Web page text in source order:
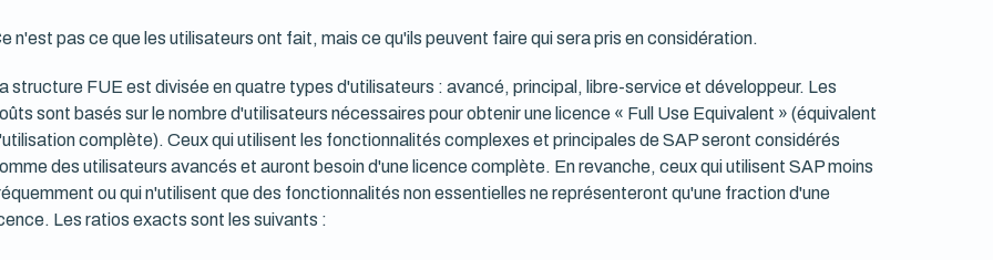
n'est pas ce que les utilisateurs ont fait, mais ce qu'ils peuvent faire qui sera pris en considération.
structure FUE est divisée en quatre types d'utilisateurs : avancé, principal, libre-service et développeur. Les
sont basés sur le nombre d'utilisateurs nécessaires pour obtenir une licence « Full Use Equivalent » (équivalent
complète). Ceux qui utilisent les fonctionnalités complexes et principales de SAP seront considérés
des utilisateurs avancés et auront besoin d'une licence complète. En revanche, ceux qui utilisent SAP moins
ou qui n'utilisent que des fonctionnalités non essentielles ne représenteront qu'une fraction d'une
Les ratios exacts sont les suivants :